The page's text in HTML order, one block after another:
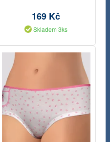
169 Kč
Skladem 3ks